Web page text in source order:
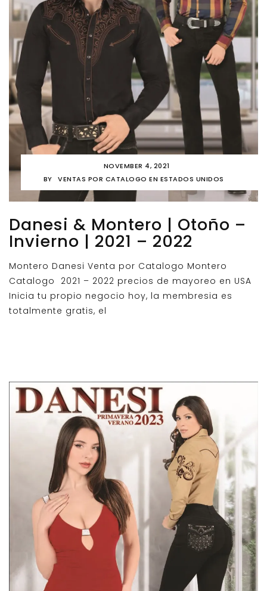
NOVEMBER 4, 2021
BY
VENTAS POR CATALOGO EN ESTADOS UNIDOS
Danesi & Montero | Otoño –
Invierno | 2021 – 2022
Montero Danesi Venta por Catalogo Montero
Catalogo 2021 – 2022 precios de mayoreo en USA
Inicia tu propio negocio hoy, la membresia es
totalmente gratis, el